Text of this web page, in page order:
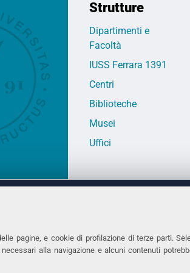
pagine, e cookie di profilazione di terze parti.
alla navigazione e alcuni contenuti
Strutture
Dipartimenti e
Facoltà
IUSS Ferrara 1391
Centri
Biblioteche
Musei
Uffici
Laura Ramaciotti
35 - 44121 Ferrara
- P.IVA 00434690384
Tel.
Fax.